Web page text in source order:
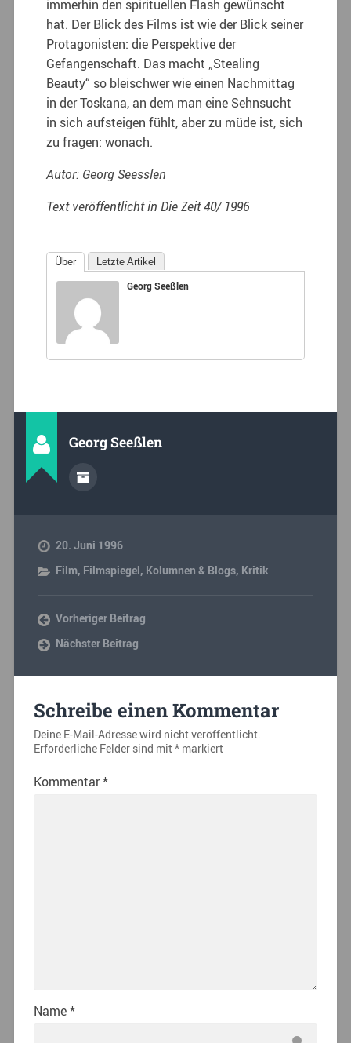
immerhin den spirituellen Flash gewünscht
hat. Der Blick des Films ist wie der Blick seiner
Protagonisten: die Perspektive der
Gefangenschaft. Das macht „Stealing
Beauty“ so bleischwer wie einen Nachmittag
in der Toskana, an dem man eine Sehnsucht
in sich aufsteigen fühlt, aber zu müde ist, sich
zu fragen: wonach.
Autor: Georg Seesslen
Text veröffentlicht in Die Zeit 40/ 1996
Über Letzte Artikel
Georg Seeßlen
Georg Seeßlen
20. Juni 1996
Film, Filmspiegel, Kolumnen & Blogs, Kritik
Vorheriger Beitrag
Nächster Beitrag
Schreibe einen Kommentar
Deine E-Mail-Adresse wird nicht veröffentlicht.
Erforderliche Felder sind mit*markiert
Kommentar*
Name*